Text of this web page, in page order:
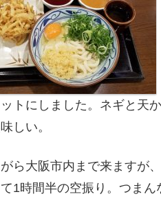
トにしました。ネギと天
しい。
ら大阪市内まで来ますが
1時間半の空振り。つまん